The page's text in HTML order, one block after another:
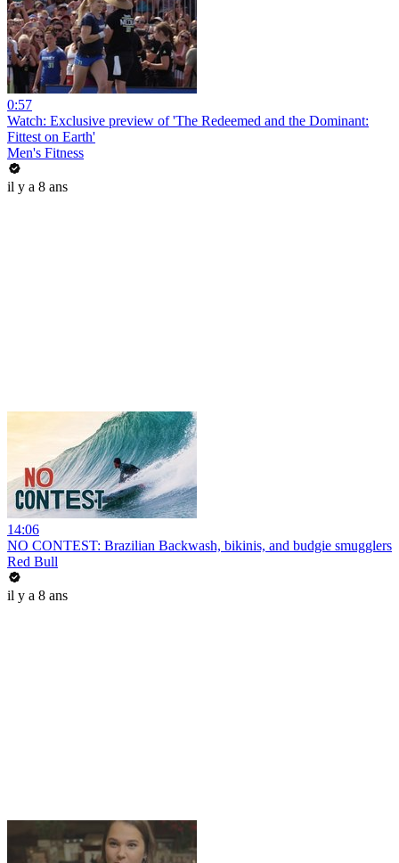
0:57
Watch: Exclusive preview of 'The Redeemed and the Dominant:
Fittest on Earth'
Men's Fitness
il y a 8 ans
14:06
NO CONTEST: Brazilian Backwash, bikinis, and budgie smugglers
Red Bull
il y a 8 ans